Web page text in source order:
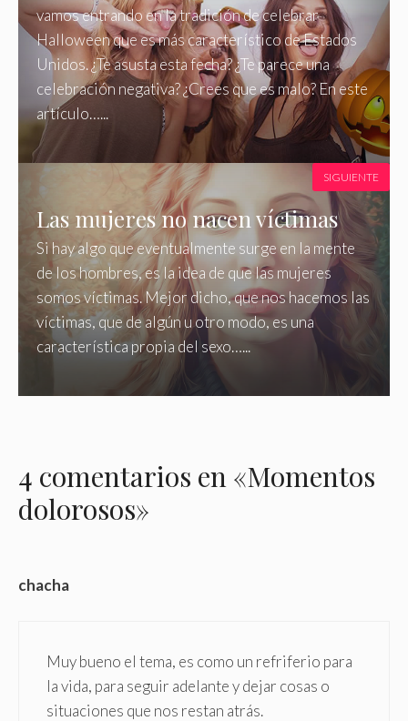
vamos entrando en la tradición de celebrar
Halloween que es más característico de Estados
Unidos. ¿Te asusta esta fecha? ¿Te parece una
celebración negativa? ¿Crees que es malo? En este
artículo…...
Las mujeres no nacen víctimas
Si hay algo que eventualmente surge en la mente
de los hombres, es la idea de que las mujeres
somos víctimas. Mejor dicho, que nos hacemos las
víctimas, que de algún u otro modo, es una
característica propia del sexo…...
SIGUIENTE
4 comentarios en «Momentos
dolorosos»
chacha
Muy bueno el tema, es como un refriferio para
la vida, para seguir adelante y dejar cosas o
situaciones que nos restan atrás.